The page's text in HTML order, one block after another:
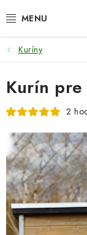
na
PRE HYDINU
PRE PSY
PRE ZAJACE
PRE DETI
ZÁHRADA
DOMÁCI
Kuríny
Kurín
2